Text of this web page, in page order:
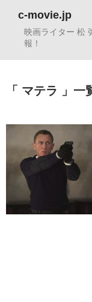
c-movie.jp
映画ライター 松
報！
マテラ 一